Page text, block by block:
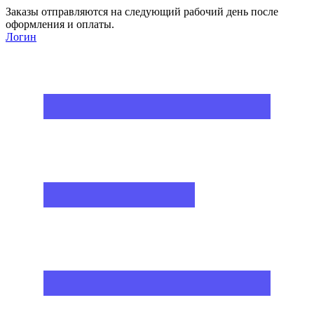
Заказы отправляются на следующий рабочий день после
оформления и оплаты.
Логин